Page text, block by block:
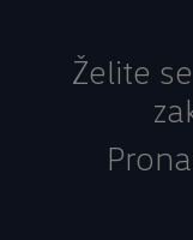
Želite